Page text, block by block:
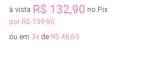
à vista R$ 132,90 no Pix
por R$ 139,90
ou em 3xde R$ 46,63